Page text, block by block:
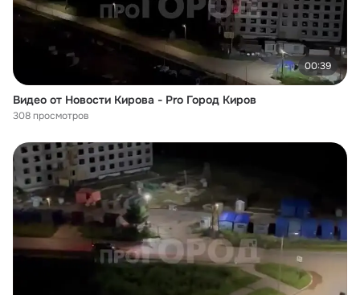
00:39
Видео от Новости Кирова - Pro Город Киров
308 просмотров